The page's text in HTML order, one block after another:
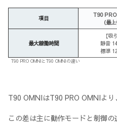
項目
T90
（最
最大稼働時間
【吸
静音
標準
T90 PRO OMNIとT90 OMNIの違い
T90 OMNIはT90 PRO OMNIより
この差は主に動作モードと制御の